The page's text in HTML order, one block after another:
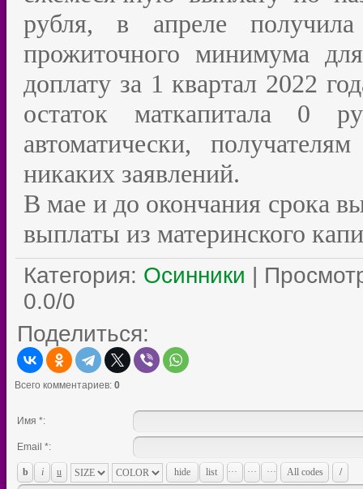
рубля, в апреле
прожиточного минимума
доплату за 1 квартал 2022
остаток маткапитала 0
автоматически,
никаких заявлений.
В мае и до окончания срока
выплаты из материнского
Категория: Осинники |
0.0/0
Поделиться:
Всего комментариев: 0
Имя *:
Email *: